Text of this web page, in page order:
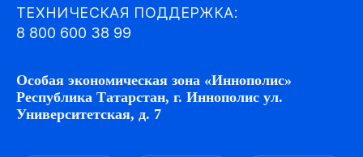
ТЕХНИЧЕСКАЯ ПОДДЕРЖКА:
8 800 600 38 99
Особая экономическая зона «Иннополис»
Республика Татарстан, г. Иннополис ул.
Университетская, д. 7